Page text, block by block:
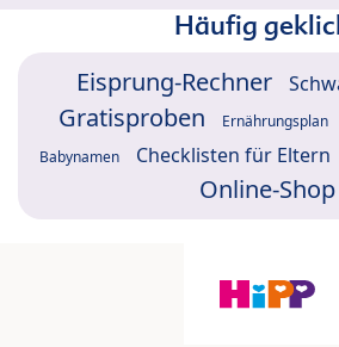
Häufig
Eisprung-Rechner
Gratisproben Ernährungsplan
Babynamen Checklisten für Eltern
Online-Shop